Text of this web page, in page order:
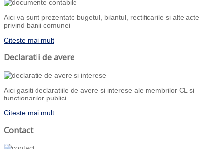
Aici va sunt prezentate bugetul, bilantul, rectificarile si alte acte
privind banii comunei
Citeste mai mult
Declaratii de avere
Aici gasiti declaratiile de avere si interese ale membrilor CL si
functionarilor publici...
Citeste mai mult
Contact